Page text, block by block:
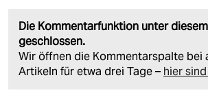
Die Kommentarfunktion unter
geschlossen.
Wir öffnen die Kommentarspalte bei
Artikeln für etwa drei Tage – hier